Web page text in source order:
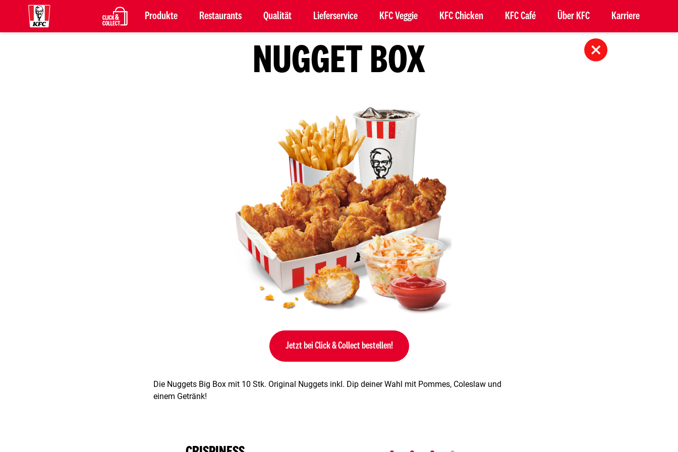
Produkte Restaurants Qualität Lieferservice KFC Veggie KFC Chicken KFC Café Über KFC Karriere
NUGGET BOX
Jetzt bei Click & Collect bestellen!
Die Nuggets Big Box mit 10 Stk. Original Nuggets inkl. Dip deiner Wahl mit Pommes, Coleslaw und
einem Getränk!